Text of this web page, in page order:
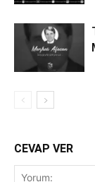
CEVAP VER